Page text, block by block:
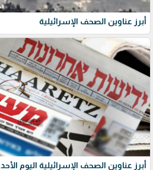
أبرز عناوين الصحف الإسرائيلية
أبرز عناوين الصحف الإسرائيلية اليوم الأحد